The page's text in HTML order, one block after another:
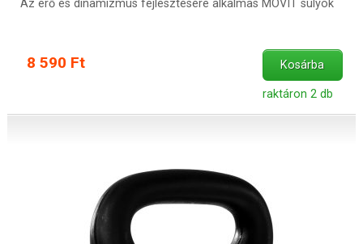
Az erő és dinamizmus fejlesztésére alkalmas MOVIT súlyok
8 590 Ft Kosárba
raktáron 2 db